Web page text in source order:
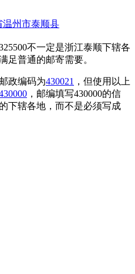
温州市泰顺县
不一定是浙江泰顺下辖各
足普通的邮寄需要。
政编码为430021 ，但使用以上
，邮编填写430000的信
下辖各地，而不是必须写成